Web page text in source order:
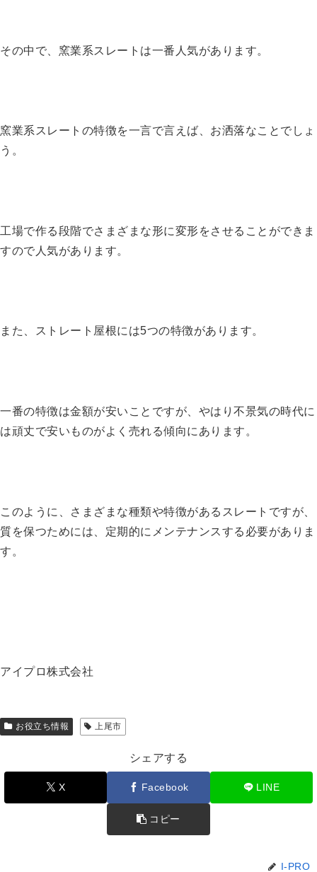
その中で、窯業系スレートは一番人気があります。
窯業系スレートの特徴を一言で言えば、お洒落なことでしょ
う。
工場で作る段階でさまざまな形に変形をさせることができま
すので人気があります。
また、ストレート屋根には5つの特徴があります。
一番の特徴は金額が安いことですが、やはり不景気の時代に
は頑丈で安いものがよく売れる傾向にあります。
このように、さまざまな種類や特徴があるスレートですが、
質を保つためには、定期的にメンテナンスする必要がありま
す。
アイプロ株式会社
お役立ち情報 上尾市
シェアする
X Facebook LINE
コピー
I-PRO